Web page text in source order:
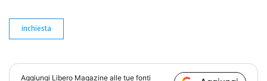
inchiesta
Aggiungi Libero Magazine alle tue fonti